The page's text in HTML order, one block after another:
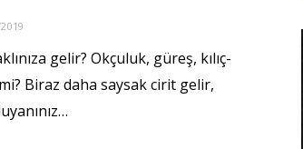
gelir? Okçuluk, güreş, kılıç-
Biraz daha saysak cirit gelir,